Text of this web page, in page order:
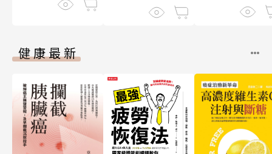
健康最新